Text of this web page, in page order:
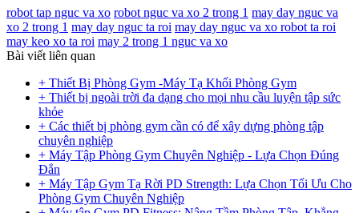
robot tap nguc va xo robot nguc va xo 2 trong 1 may day nguc va
xo 2 trong 1 may day nguc ta roi may day nguc va xo robot ta roi
may keo xo ta roi may 2 trong 1 nguc va xo
Bài viết liên quan
+ Thiết Bị Phòng Gym -Máy Tạ Khối Phòng Gym
+ Thiết bị ngoài trời đa dạng cho mọi nhu cầu luyện tập sức
khỏe
+ Các thiết bị phòng gym cần có để xây dựng phòng tập
chuyên nghiệp
+ Máy Tập Phòng Gym Chuyên Nghiệp - Lựa Chọn Đúng
Đắn
+ Máy Tập Gym Tạ Rời PD Strength: Lựa Chọn Tối Ưu Cho
Phòng Gym Chuyên Nghiệp